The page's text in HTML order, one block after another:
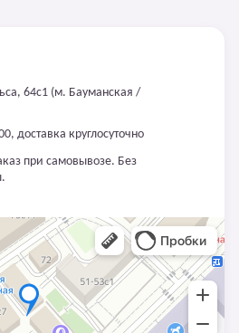
64с1 (м. Бауманская /
доставка круглосуточно
при самовывозе. Без